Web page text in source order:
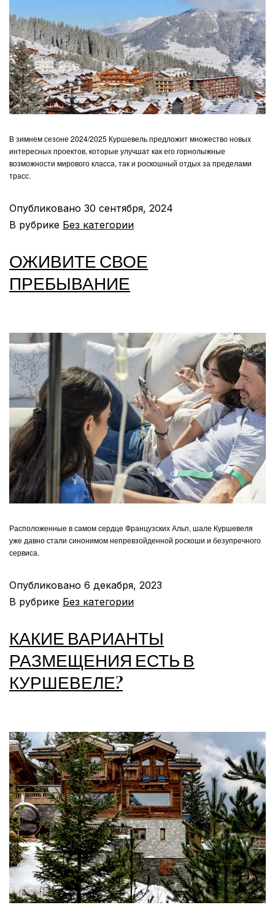
В зимнем сезоне 2024/2025 Куршевель предложит множество новых
интересных проектов, которые улучшат как его горнолыжные
возможности мирового класса, так и роскошный отдых за пределами
трасс.
Опубликовано 30 сентября, 2024
В рубрике Без категории
ОЖИВИТЕ СВОЕ
ПРЕБЫВАНИЕ
Расположенные в самом сердце Французских Альп, шале Куршевеля
уже давно стали синонимом непревзойденной роскоши и безупречного
сервиса.
Опубликовано 6 декабря, 2023
В рубрике Без категории
КАКИЕ ВАРИАНТЫ
РАЗМЕЩЕНИЯ ЕСТЬ В
КУРШЕВЕЛЕ?